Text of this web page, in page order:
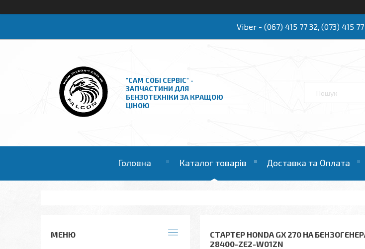
Viber - (067) 415 77 32, (073) 415
"САМ СОБІ СЕРВІС" -
ЗАПЧАСТИНИ ДЛЯ
БЕНЗОТЕХНІКИ ЗА КРАЩОЮ
ЦІНОЮ
Головна Каталог товарів Доставка та Оплата
СТАРТЕР HONDA GX 270 НА
28400-ZE2-W01ZN